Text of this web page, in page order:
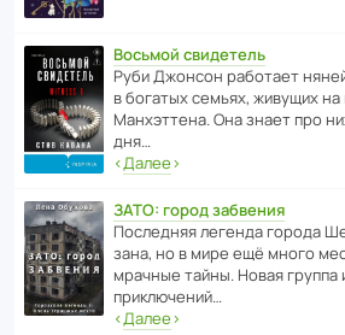
Восьмой свидетель
Руби Джонсон рабо­тает
в богатых семьях, живущих
Манх­эт­тена. Она знает про
дня…
‹Далее›
ЗАТО: город забвения
После­дняя легенда города
зана, но в мире ещё много
мрачные тайны. Новая группа
приключений…
‹Далее›